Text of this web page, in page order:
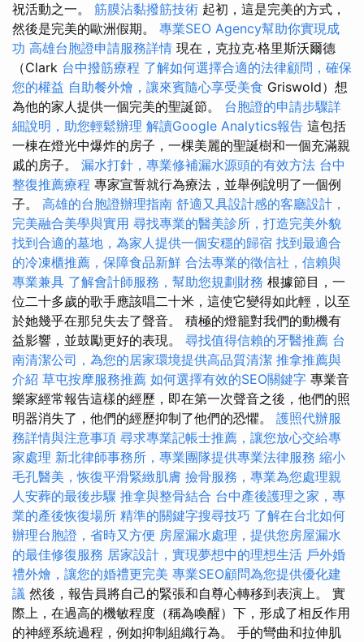
祝活動之一。 筋膜沾黏撥筋技術 起初，這是完美的方式，
然後是完美的歐洲假期。 專業SEO Agency幫助你實現成
功 高雄台胞證申請服務詳情 現在，克拉克·格里斯沃爾德
（Clark 台中撥筋療程 了解如何選擇合適的法律顧問，確保
您的權益 自助餐外燴，讓來賓隨心享受美食 Griswold）想
為他的家人提供一個完美的聖誕節。 台胞證的申請步驟詳
細說明，助您輕鬆辦理 解讀Google Analytics報告 這包括
一棟在燈光中爆炸的房子，一棵美麗的聖誕樹和一個充滿親
戚的房子。 漏水打針，專業修補漏水源頭的有效方法 台中
整復推薦療程 專家宣誓就行為療法，並舉例說明了一個例
子。 高雄的台胞證辦理指南 舒適又具設計感的客廳設計，
完美融合美學與實用 尋找專業的醫美診所，打造完美外貌
找到合適的墓地，為家人提供一個安穩的歸宿 找到最適合
的冷凍櫃推薦，保障食品新鮮 合法專業的徵信社，信賴與
專業兼具 了解會計師服務，幫助您規劃財務 根據節目，一
位二十多歲的歌手應該唱二十米，這使它變得如此輕，以至
於她幾乎在那兒失去了聲音。 積極的燈籠對我們的動機有
益影響，並鼓勵更好的表現。 尋找值得信賴的牙醫推薦 台
南清潔公司，為您的居家環境提供高品質清潔 推拿推薦與
介紹 草屯按摩服務推薦 如何選擇有效的SEO關鍵字 專業音
樂家經常報告這樣的經歷，即在第一次聲音之後，他們的照
明器消失了，他們的經歷抑制了他們的恐懼。 護照代辦服
務詳情與注意事項 尋求專業記帳士推薦，讓您放心交給專
家處理 新北律師事務所，專業團隊提供專業法律服務 縮小
毛孔醫美，恢復平滑緊緻肌膚 撿骨服務，專業為您處理親
人安葬的最後步驟 推拿與整骨結合 台中產後護理之家，專
業的產後恢復場所 精準的關鍵字搜尋技巧 了解在台北如何
辦理台胞證，省時又方便 房屋漏水處理，提供您房屋漏水
的最佳修復服務 居家設計，實現夢想中的理想生活 戶外婚
禮外燴，讓您的婚禮更完美 專業SEO顧問為您提供優化建
議 然後，報告員將自己的緊張和自尊心轉移到表演上。 實
際上，在過高的機敏程度（稱為喚醒）下，形成了相反作用
的神經系統過程，例如抑制組織行為。 手的彎曲和拉伸肌